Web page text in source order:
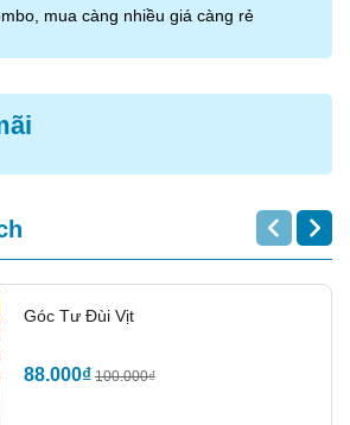
mua càng nhiều giá càng rẻ
Góc Tư Đùi Vịt
88.000₫ 100.000₫